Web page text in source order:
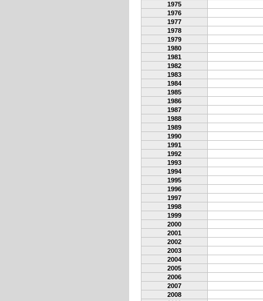
1975
1976
1977
1978
1979
1980
1981
1982
1983
1984
1985
1986
1987
1988
1989
1990
1991
1992
1993
1994
1995
1996
1997
1998
1999
2000
2001
2002
2003
2004
2005
2006
2007
2008